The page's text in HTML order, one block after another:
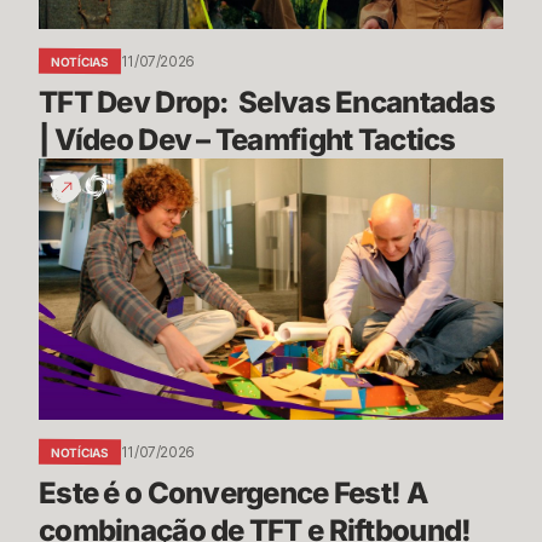
–
Teamfight
Tactics
NOTÍCIAS 11/07/2026
TFT Dev Drop:  Selvas Encantadas
| Vídeo Dev – Teamfight Tactics
Este
é
o
Convergence
Fest!
A
combinação
de
e
Riftbound!
NOTÍCIAS 11/07/2026
Este é o Convergence Fest! A
combinação de TFT e Riftbound!